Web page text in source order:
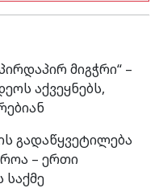
მიგჭრი“ –
აქვეყნებს,
გადაწყვეტილება
– ერთი
საქმე